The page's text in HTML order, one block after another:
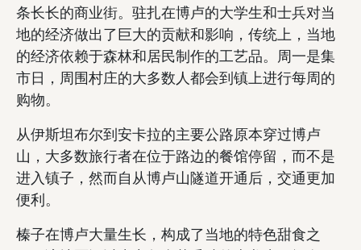
条长长的商业街。驻扎在博卢的大学生和士兵对当
地的经济做出了巨大的贡献和影响，传统上，当地
的经济依赖于森林和居民制作的工艺品。周一是集
市日，周围村庄的大多数人都会到镇上进行每周的
购物。
从伊斯坦布尔到安卡拉的主要公路原本穿过博卢
山，大多数旅行者在位于路边的餐馆停留，而不是
进入镇子，然而自从博卢山隧道开通后，交通更加
便利。
榛子在博卢大量生长，构成了当地的特色甜食之